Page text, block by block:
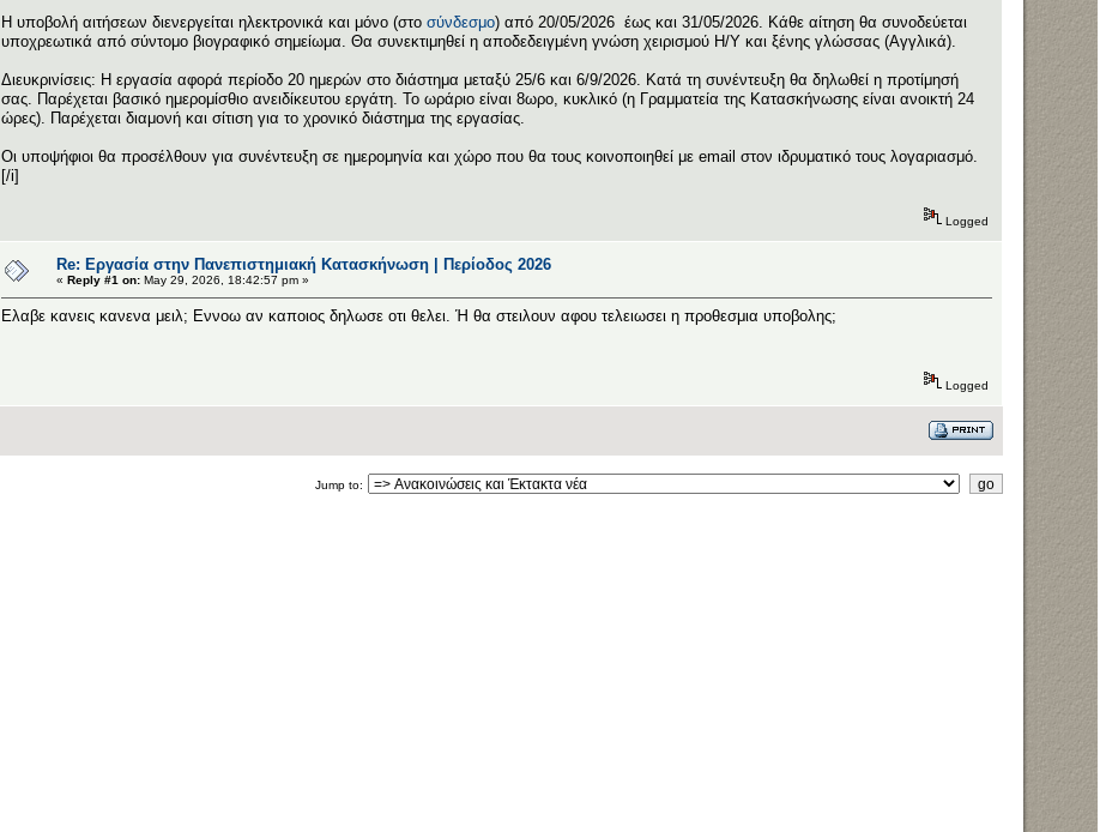
Η υποβολή αιτήσεων διενεργείται ηλεκτρονικά και μόνο (στο σύνδεσμο) από 20/05/2026 έως και 31/05/2026. Κάθε αίτηση θα συνοδεύεται
υποχρεωτικά από σύντομο βιογραφικό σημείωμα. Θα συνεκτιμηθεί η αποδεδειγμένη γνώση χειρισμού Η/Υ και ξένης γλώσσας (Αγγλικά).
Διευκρινίσεις: Η εργασία αφορά περίοδο 20 ημερών στο διάστημα μεταξύ 25/6 και 6/9/2026. Κατά τη συνέντευξη θα δηλωθεί η προτίμησή
σας. Παρέχεται βασικό ημερομίσθιο ανειδίκευτου εργάτη. Το ωράριο είναι 8ωρο, κυκλικό (η Γραμματεία της Κατασκήνωσης είναι ανοικτή 24
ώρες). Παρέχεται διαμονή και σίτιση για το χρονικό διάστημα της εργασίας.
Οι υποψήφιοι θα προσέλθουν για συνέντευξη σε ημερομηνία και χώρο που θα τους κοινοποιηθεί με email στον ιδρυματικό τους λογαριασμό.
[/i]
Logged
Re: Εργασία στην Πανεπιστημιακή Κατασκήνωση | Περίοδος 2026
« Reply #1 on: May 29, 2026, 18:42:57 pm »
Ελαβε κανεις κανενα μειλ; Εννοω αν καποιος δηλωσε οτι θελει. Ή θα στειλουν αφου τελειωσει η προθεσμια υποβολης;
Logged
Jump to: